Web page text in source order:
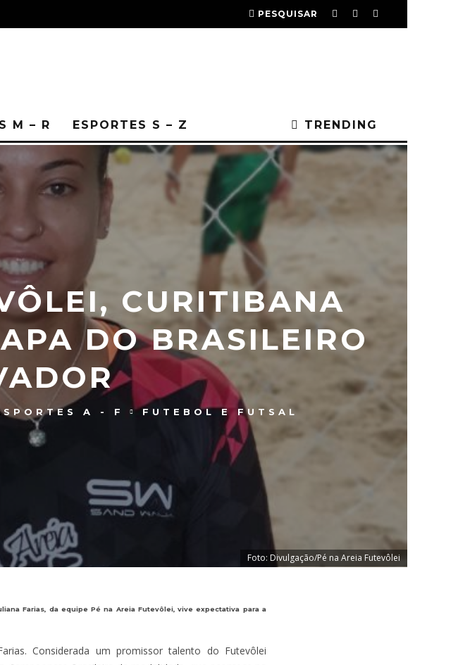
PESQUISAR
M – R ESPORTES S – Z TRENDING
CURITIBANA
DO BRASILEIRO
A - F FUTEBOL E FUTSAL
Foto: Divulgação/Pé na Areia Futevôlei
Farias, da equipe Pé na Areia Futevôlei, vive expectativa para a
Considerada um promissor talento do Futevôlei